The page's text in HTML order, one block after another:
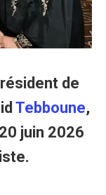
de
Tebboune,
juin 2026